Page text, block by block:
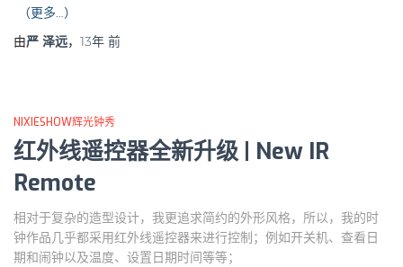
（更多…）
由严 泽远， 13年 前
NIXIESHOW辉光钟秀
红外线遥控器全新升级 | New IR
Remote
相对于复杂的造型设计，我更追求简约的外形风格，所以，我的时
钟作品几乎都采用红外线遥控器来进行控制；例如开关机、查看日
期和闹钟以及温度、设置日期时间等等；